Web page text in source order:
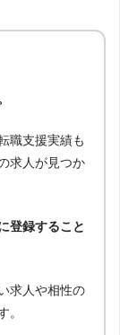
職支援実績も
求人が見つか
登録すること
求人や相性の
。